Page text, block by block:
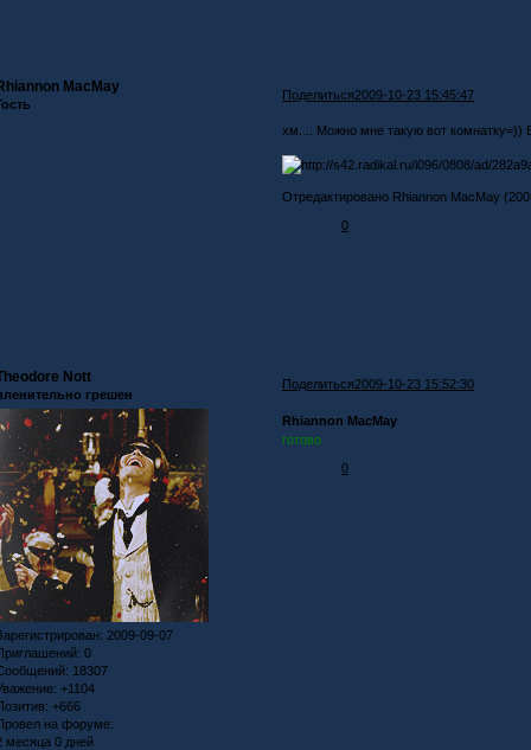
Поделиться2009-10-23 15:45:47
MacMay
хм.... Можно мне такую вот комнатку=))
Отредактировано Rhiannon MacMay
0
Поделиться2009-10-23 15:52:30
Nott
грешен
: 2009-09-07
0
18307
+1104
+666
на форуме:
месяца 0 дней
Rhiannon MacMay
готово
0